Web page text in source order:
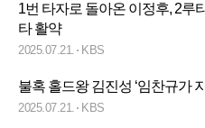
1번 타자로 돌아온 이정후, 2루
타 활약
2025.07.21. KBS
불혹 홀드왕 김진성 ‘임찬규가
2025.07.21. KBS